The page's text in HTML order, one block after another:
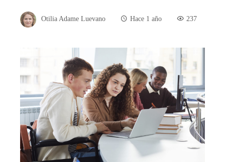
Otilia Adame Luevano Hace 1 año 237